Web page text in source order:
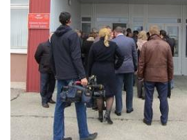
протест